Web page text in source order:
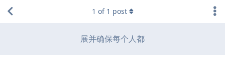
展并确保每个人都
1 of 1 post